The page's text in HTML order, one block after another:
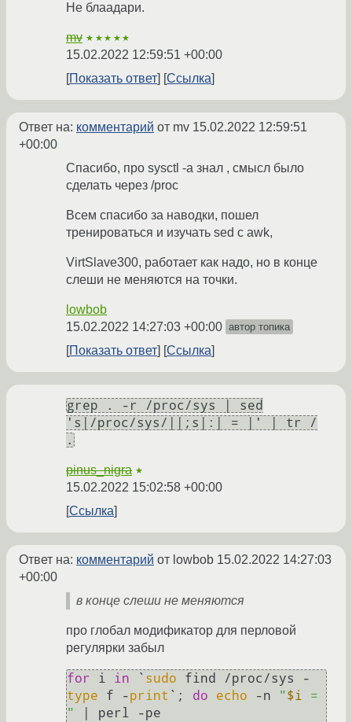
Не блаадари.
mv ★★★★★
15.02.2022 12:59:51 +00:00
Показать ответ
Ссылка
Ответ на: комментарий от mv 15.02.2022 12:59:51
+00:00
Спасибо, про sysctl -a знал , смысл было
сделать через /proc
Всем спасибо за наводки, пошел
тренироваться и изучать sed с awk,
VirtSlave300, работает как надо, но в конце
слеши не меняются на точки.
lowbob
15.02.2022 14:27:03 +00:00 автор топика
Показать ответ Ссылка
grep . -r /proc/sys | sed
's|/proc/sys/||;s|:| = |' | tr /
.
pinus_nigra ★
15.02.2022 15:02:58 +00:00
Ссылка
Ответ на: комментарий от lowbob 15.02.2022 14:27:03
+00:00
в конце слеши не меняются
про глобал модификатор для перловой
регулярки забыл
for i in ` sudo find /proc/sys -
type f -print `; do echo -n "$i =
"